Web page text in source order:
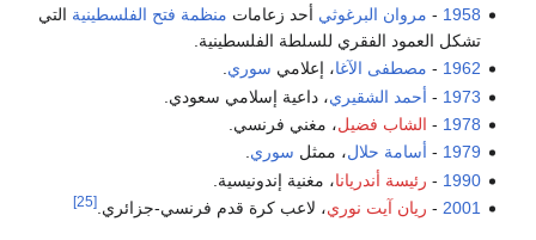
1958
- مروان البرغوثي أحد زعامات منظمة فتح الفلسطينية التي
تشكل العمود الفقري للسلطة الفلسطينية.
1962
- مصطفى الآغا، إعلامي سوري
1973
- أحمد الشقيري، داعية إسلامي سعودي.
1978
- الشاب فضيل، مغني فرنسي.
1979
- أسامة حلال، ممثل سوري.
1990
- رئيسة أندريانا، مغنية إندونيسية.
2001
- ريان آيت نوري، لاعب كرة قدم فرنسي-جزائري.[25]